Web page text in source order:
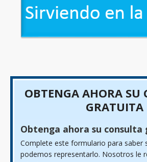
OBTENGA AHORA SU
GRATUITA
Obtenga ahora su
Complete este formulario para saber
podemos representarlo. Nosotros le